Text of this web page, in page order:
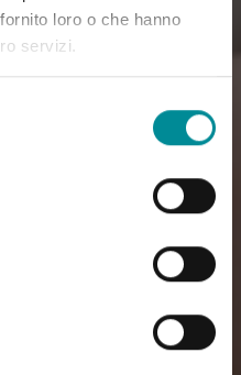
loro o che hanno
servizi.